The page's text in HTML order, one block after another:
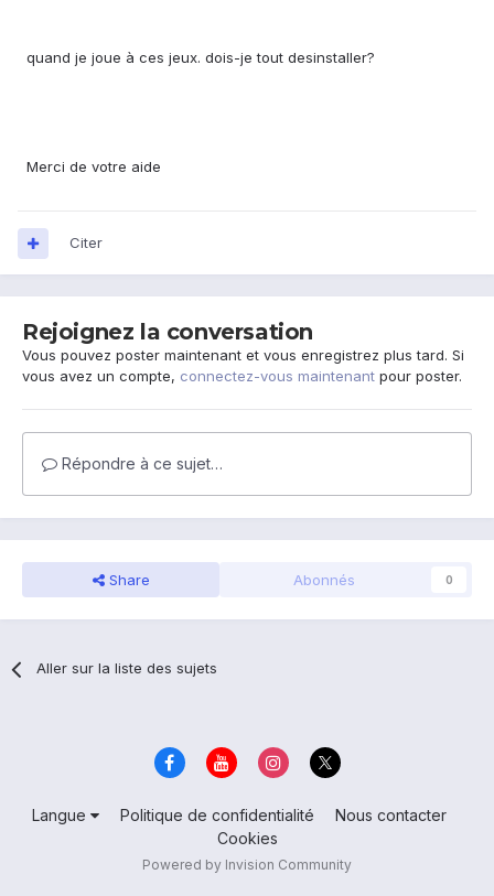
quand je joue à ces jeux. dois-je tout desinstaller?
Merci de votre aide
Citer
Rejoignez la conversation
Vous pouvez poster maintenant et vous enregistrez plus tard. Si
vous avez un compte, connectez-vous maintenant pour poster.
Répondre à ce sujet…
Share Abonnés 0
Aller sur la liste des sujets
Langue Politique de confidentialité
Nous contacter
Cookies
Powered by Invision Community